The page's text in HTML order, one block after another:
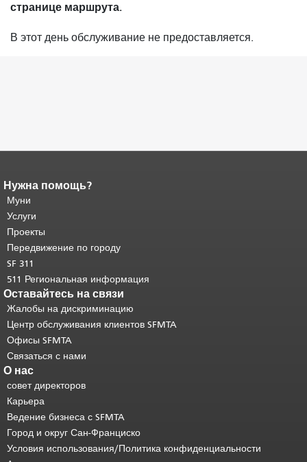
странице маршрута.
В этот день обслуживание не предоставляется.
Конец содержимого
страницы.
страницы повторяется на каждой
странице.
основного содержимого .
Нужна помощь?
Муни
Услуги
Проекты
Передвижение по городу
SF 311
511 Региональная информация
Оставайтесь на связи
Жалобы на дискриминацию
Центр обслуживания клиентов SFMTA
Офисы SFMTA
Связаться с нами
О нас
совет директоров
Карьера
Ведение бизнеса с SFMTA
Город и округ Сан-Франциско
Условия использования/Политика конфиденциальности